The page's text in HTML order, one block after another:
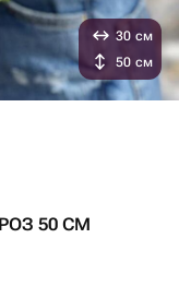
50 СМ
30 см
50 см